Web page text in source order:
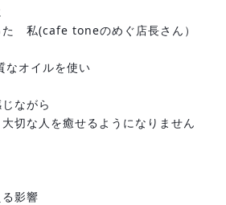
　私(cafe toneのめぐ店長さん）
なオイルを使い
ながら
切な人を癒せるようになりません
影響